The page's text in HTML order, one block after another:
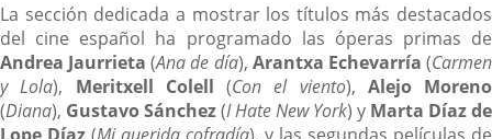
La sección dedicada a mostrar los títulos más destacados
del cine español ha programado las óperas primas de
Andrea Jaurrieta (Ana de día), Arantxa Echevarría (Carmen
y Lola), Meritxell Colell (Con el viento), Alejo Moreno
(Diana), Gustavo Sánchez(I Hate New York) y Marta Díaz de